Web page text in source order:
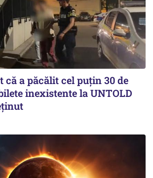
că a păcălit cel puțin 30 de
inexistente la UNTOLD